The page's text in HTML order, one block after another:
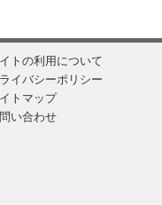
トの利用について
イバシーポリシー
トマップ
い合わせ